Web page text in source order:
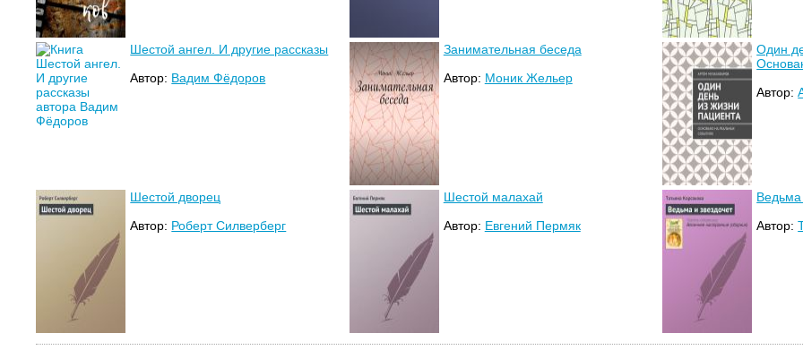
Шестой ангел. И другие рассказы
Автор: Вадим Фёдоров
Занимательная беседа
Автор: Моник Жельер
Один
Автор:
Шестой дворец
Автор: Роберт Силверберг
Шестой малахай
Автор: Евгений Пермяк
Ведьма
Автор: